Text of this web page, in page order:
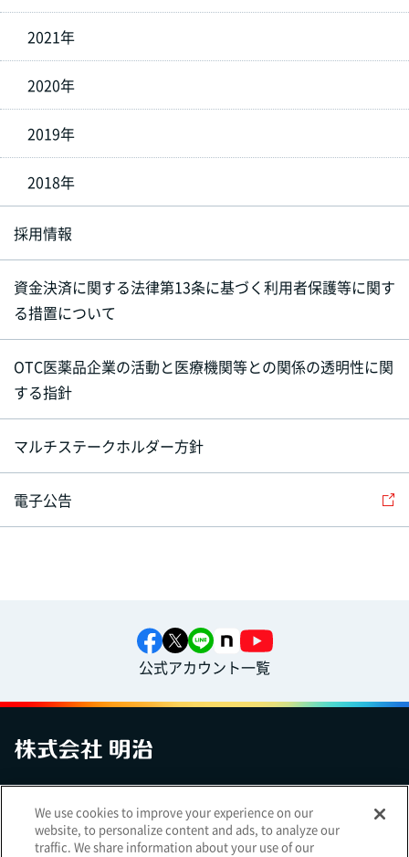
2021年
2020年
2019年
2018年
採用情報
資金決済に関する法律第13条に基づく利用者保護等に関す
る措置について
OTC医薬品企業の活動と医療機関等との関係の透明性に関
する指針
マルチステークホルダー方針
電子公告
公式アカウント一覧
アクセシビリティへの対応方針ご利用規約明治グループのDX
Cookie Settings
We use cookies to improve your experience on our
website, to personalize content and ads, to analyze our
traffic. We share information about your use of our